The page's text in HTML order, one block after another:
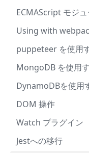
ECMAScript モジ
Using with
puppeteer を使用
MongoDB を使用
DynamoDBを使用
DOM 操作
Watch プラグイン
Jestへの移行